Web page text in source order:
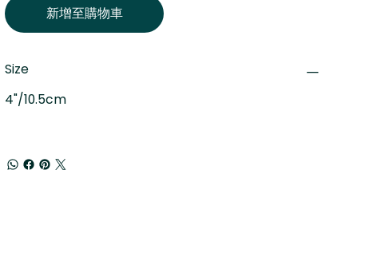
新增至購物車
Size
4"/10.5cm